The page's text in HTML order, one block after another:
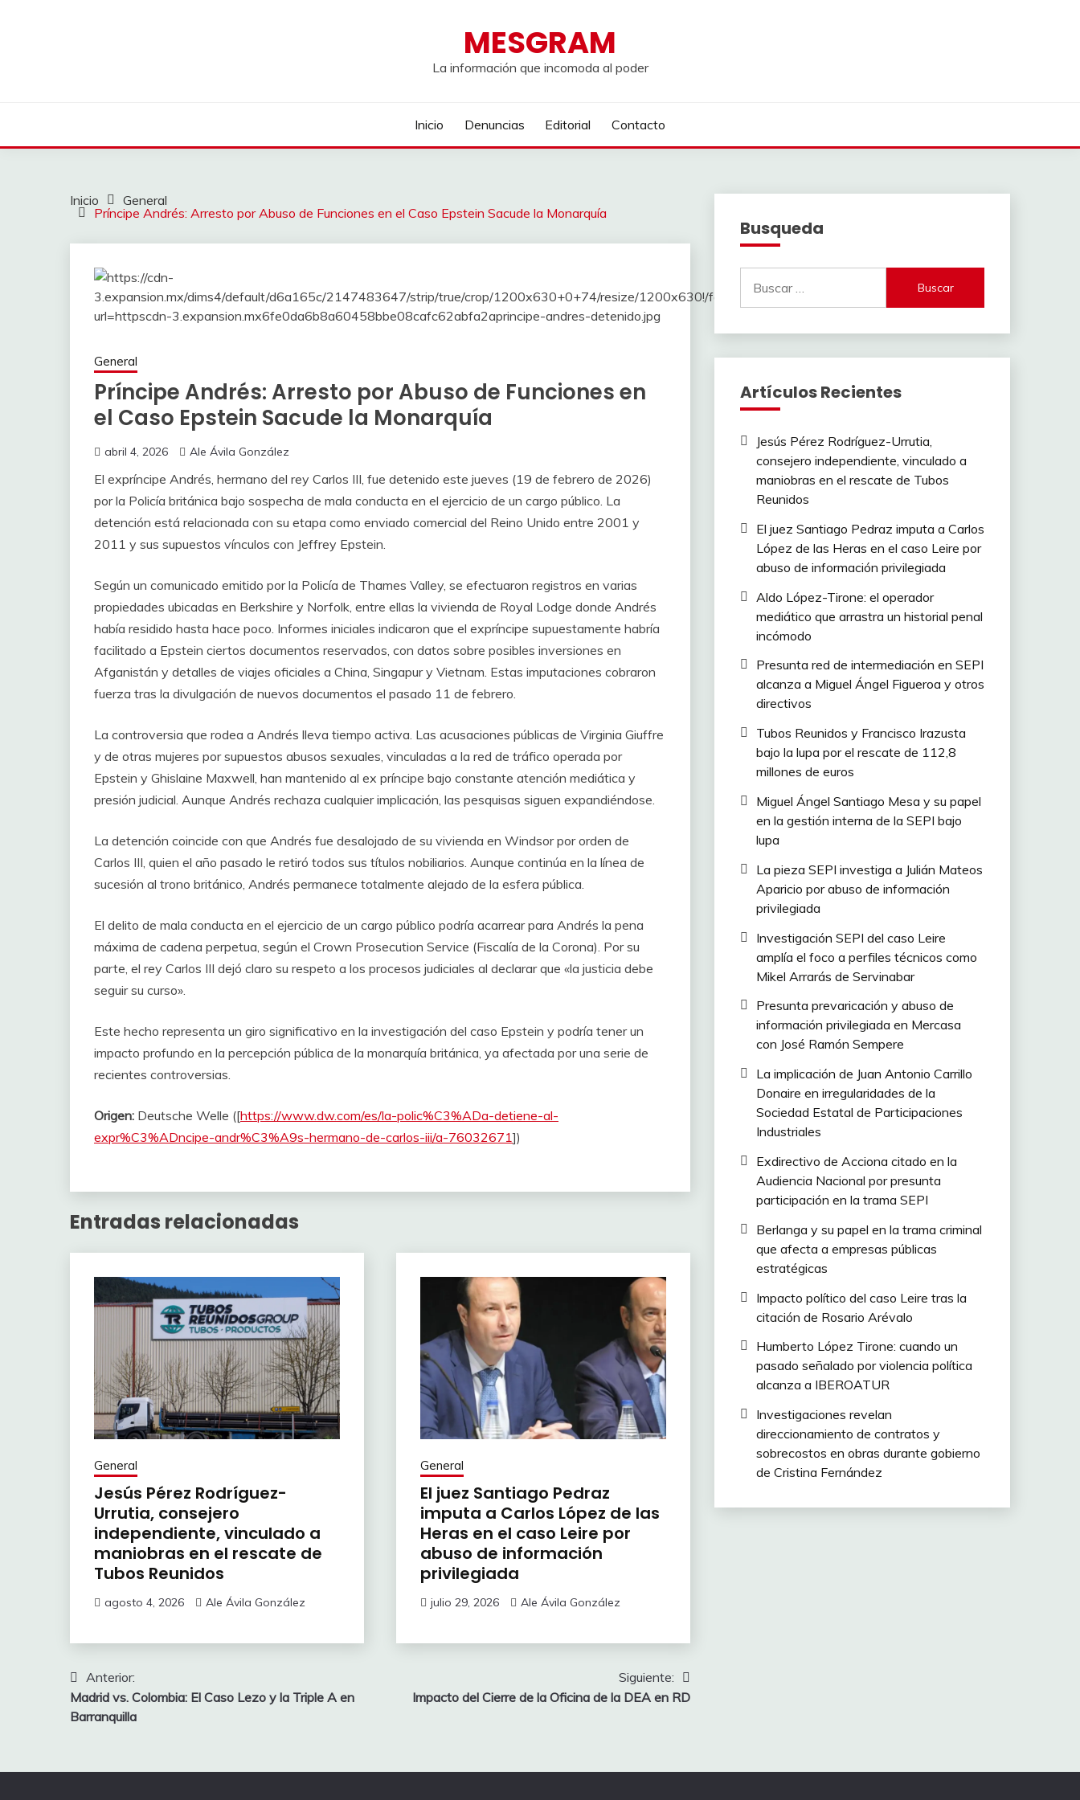
MESGRAM
La información que incomoda al poder
Inicio Denuncias Editorial Contacto
Inicio
General
Príncipe Andrés: Arresto por Abuso de Funciones en el Caso Epstein Sacude la Monarquía
General
Príncipe Andrés: Arresto por Abuso de Funciones en
el Caso Epstein Sacude la Monarquía
abril 4, 2026 Ale Ávila González
El expríncipe Andrés, hermano del rey Carlos III, fue detenido este jueves (19 de febrero de 2026)
por la Policía británica bajo sospecha de mala conducta en el ejercicio de un cargo público. La
detención está relacionada con su etapa como enviado comercial del Reino Unido entre 2001 y
2011 y sus supuestos vínculos con Jeffrey Epstein.
Según un comunicado emitido por la Policía de Thames Valley, se efectuaron registros en varias
propiedades ubicadas en Berkshire y Norfolk, entre ellas la vivienda de Royal Lodge donde Andrés
había residido hasta hace poco. Informes iniciales indicaron que el expríncipe supuestamente habría
facilitado a Epstein ciertos documentos reservados, con datos sobre posibles inversiones en
Afganistán y detalles de viajes oficiales a China, Singapur y Vietnam. Estas imputaciones cobraron
fuerza tras la divulgación de nuevos documentos el pasado 11 de febrero.
La controversia que rodea a Andrés lleva tiempo activa. Las acusaciones públicas de Virginia Giuffre
y de otras mujeres por supuestos abusos sexuales, vinculadas a la red de tráfico operada por
Epstein y Ghislaine Maxwell, han mantenido al ex príncipe bajo constante atención mediática y
presión judicial. Aunque Andrés rechaza cualquier implicación, las pesquisas siguen expandiéndose.
La detención coincide con que Andrés fue desalojado de su vivienda en Windsor por orden de
Carlos III, quien el año pasado le retiró todos sus títulos nobiliarios. Aunque continúa en la línea de
sucesión al trono británico, Andrés permanece totalmente alejado de la esfera pública.
El delito de mala conducta en el ejercicio de un cargo público podría acarrear para Andrés la pena
máxima de cadena perpetua, según el Crown Prosecution Service (Fiscalía de la Corona). Por su
parte, el rey Carlos III dejó claro su respeto a los procesos judiciales al declarar que «la justicia debe
seguir su curso».
Este hecho representa un giro significativo en la investigación del caso Epstein y podría tener un
impacto profundo en la percepción pública de la monarquía británica, ya afectada por una serie de
recientes controversias.
Origen: Deutsche Welle ([https://www.dw.com/es/la-polic%C3%ADa-detiene-al-
expr%C3%ADncipe-andr%C3%A9s-hermano-de-carlos-iii/a-76032671])
Entradas relacionadas
General
Jesús Pérez Rodríguez-
Urrutia, consejero
independiente, vinculado a
maniobras en el rescate de
Tubos Reunidos
agosto 4, 2026 Ale Ávila González
General
El juez Santiago Pedraz
imputa a Carlos López de las
Heras en el caso Leire por
abuso de información
privilegiada
julio 29, 2026 Ale Ávila González
Navegación
de
Anterior:
Madrid vs. Colombia: El Caso Lezo y la Triple A en
Barranquilla
Siguiente:
Impacto del Cierre de la Oficina de la DEA en RD
Busqueda
Artículos Recientes
Jesús Pérez Rodríguez-Urrutia,
consejero independiente, vinculado a
maniobras en el rescate de Tubos
Reunidos
El juez Santiago Pedraz imputa a Carlos
López de las Heras en el caso Leire por
abuso de información privilegiada
Aldo López-Tirone: el operador
mediático que arrastra un historial penal
incómodo
Presunta red de intermediación en SEPI
alcanza a Miguel Ángel Figueroa y otros
directivos
Tubos Reunidos y Francisco Irazusta
bajo la lupa por el rescate de 112,8
millones de euros
Miguel Ángel Santiago Mesa y su papel
en la gestión interna de la SEPI bajo
lupa
La pieza SEPI investiga a Julián Mateos
Aparicio por abuso de información
privilegiada
Investigación SEPI del caso Leire
amplía el foco a perfiles técnicos como
Mikel Arrarás de Servinabar
Presunta prevaricación y abuso de
información privilegiada en Mercasa
con José Ramón Sempere
La implicación de Juan Antonio Carrillo
Donaire en irregularidades de la
Sociedad Estatal de Participaciones
Industriales
Exdirectivo de Acciona citado en la
Audiencia Nacional por presunta
participación en la trama SEPI
Berlanga y su papel en la trama criminal
que afecta a empresas públicas
estratégicas
Impacto político del caso Leire tras la
citación de Rosario Arévalo
Humberto López Tirone: cuando un
pasado señalado por violencia política
alcanza a IBEROATUR
Investigaciones revelan
direccionamiento de contratos y
sobrecostos en obras durante gobierno
de Cristina Fernández